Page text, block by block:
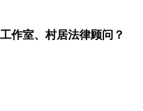
作室、村居法律顾问？